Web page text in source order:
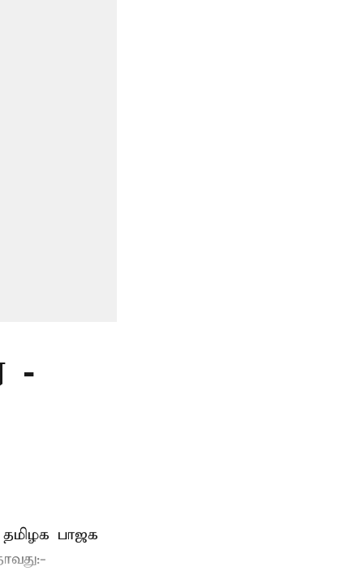
-
பாஜக